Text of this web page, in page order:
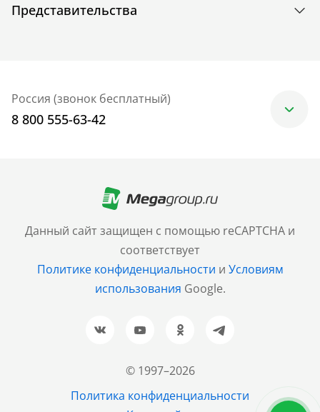
© 1997–2026
Политика конфиденциальности
Данный сайт защищен с помощью reCAPTCHA и
соответствует
Политике конфиденциальности и Условиям
использования Google.
Представительства
Россия (звонок бесплатный)
8 800 555-63-42
+7 (499) 705-30-10
Санкт-Петербург
+7 (812) 600-77-33
Барнаул
+7 (961) 999-93-93
Новосибирск
+7 (843) 202-37-37